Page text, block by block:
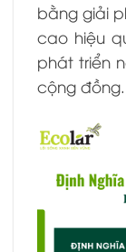
bằng giải
cao hiệu
phát triển
cộng đồng.